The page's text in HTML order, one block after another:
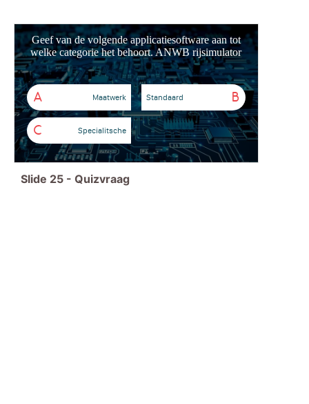
Geef van de volgende applicatiesoftware aan tot
welke categorie het behoort. ANWB rijsimulator
A Maatwerk B
Standaard
C Specialitsche
Slide 25 - Quizvraag